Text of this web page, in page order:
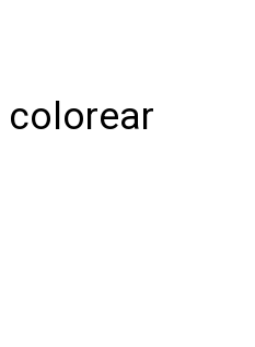
colorear